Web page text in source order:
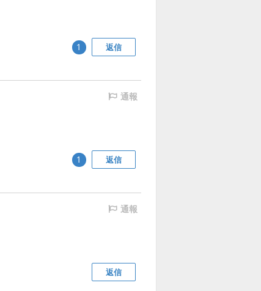
返信
1
通報
返信
1
通報
返信